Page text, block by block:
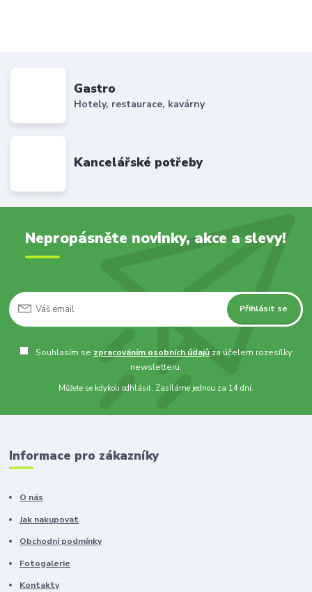
Gastro
Hotely, restaurace, kavárny
Kancelářské potřeby
Nepropásněte novinky, akce a slevy!
Přihlásit se
Souhlasím se zpracováním osobních údajů za účelem rozesílky
newsletteru.
Můžete se kdykoli odhlásit. Zasíláme jednou za 14 dní.
Informace pro zákazníky
O nás
Jak nakupovat
Obchodní podmínky
Fotogalerie
Kontakty